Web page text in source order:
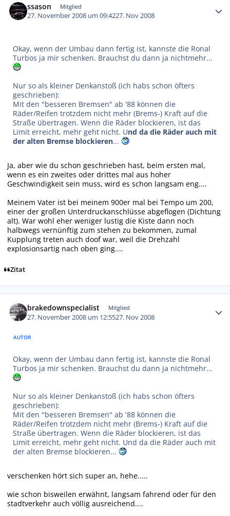
ssason Mitglied
27. November 2008 um 09:4227. Nov 2008
Okay, wenn der Umbau dann fertig ist, kannste die Ronal
Turbos ja mir schenken. Brauchst du dann ja nichtmehr...
Nur so als kleiner Denkanstoß (ich habs schon öfters
geschrieben):
Mit den "besseren Bremsen" ab '88 können die
Räder/Reifen trotzdem nicht mehr (Brems-) Kraft auf die
Straße übertragen. Wenn die Räder blockieren, ist das
Limit erreicht, mehr geht nicht. Und da die Räder auch mit
der alten Bremse blockieren...
Ja, aber wie du schon geschrieben hast, beim ersten mal,
wenn es ein zweites oder drittes mal aus hoher
Geschwindigkeit sein muss, wird es schon langsam eng....
Meinem Vater ist bei meinem 900er mal bei Tempo um 200,
einer der großen Unterdruckanschlüsse abgeflogen (Dichtung
alt). War wohl eher weniger lustig die Kiste dann noch
halbwegs vernünftig zum stehen zu bekommen, zumal
Kupplung treten auch doof war, weil die Drehzahl
explosionsartig nach oben ging....
Zitat
brakedownspecialist Mitglied
27. November 2008 um 12:5527. Nov 2008
AUTOR
Okay, wenn der Umbau dann fertig ist, kannste die Ronal
Turbos ja mir schenken. Brauchst du dann ja nichtmehr...
Nur so als kleiner Denkanstoß (ich habs schon öfters
geschrieben):
Mit den "besseren Bremsen" ab '88 können die
Räder/Reifen trotzdem nicht mehr (Brems-) Kraft auf die
Straße übertragen. Wenn die Räder blockieren, ist das
Limit erreicht, mehr geht nicht. Und da die Räder auch mit
der alten Bremse blockieren...
verschenken hört sich super an, hehe.....
wie schon bisweilen erwähnt, langsam fahrend oder für den
stadtverkehr auch völlig ausreichend....